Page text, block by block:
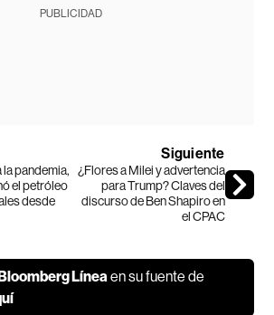
PUBLICIDAD
la pandemia,
el petróleo
desde
Siguiente
¿Flores a Milei y advertencia
para Trump? Claves del
discurso de Ben Shapiro en
el CPAC
Líneaen su fuente de